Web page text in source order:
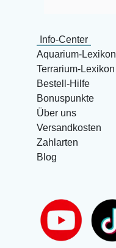
Info-Center
Aquarium-Lexikon
Terrarium-Lexikon
Bestell-Hilfe
Bonuspunkte
Über uns
Versandkosten
Zahlarten
Blog